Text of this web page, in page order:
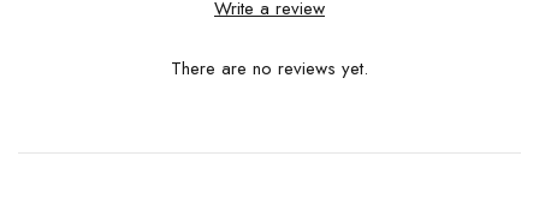
Write a review
There are no reviews yet.